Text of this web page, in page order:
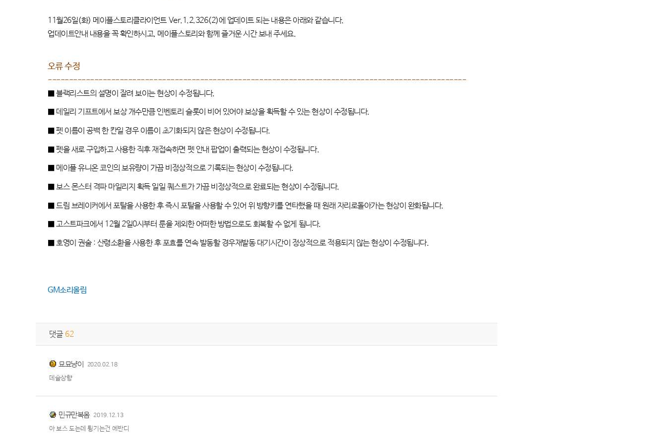
11월26일(화) 메이플스토리클라이언트 Ver.1.2.326(2)에 업데이트 되는 내용은 아래와 같습니다.
업데이트안내 내용을 꼭 확인하시고, 메이플스토리와 함께 즐거운 시간 보내 주세요.
오류 수정
---------------------------------------------------------------------------------------------------
■블랙리스트의 설명이 잘려 보이는 현상이 수정됩니다.
데일리 기프트에서 보상 개수만큼 인벤토리 슬롯이 비어 있어야 보상을 획득할 수 있는 현상이 수정됩니다.
■펫 이름이 공백 한 칸일 경우 이름이 초기화되지 않은 현상이 수정됩니다.
■펫을 새로 구입하고 사용한 직후 재접속하면 펫 안내 팝업이 출력되는 현상이 수정됩니다.
메이플 유니온 코인의 보유량이 가끔 비정상적으로 기록되는 현상이 수정됩니다.
■보스 몬스터 격파 마일리지 획득 일일 퀘스트가 가끔 비정상적으로 완료되는 현상이 수정됩니다.
■드림 브레이커에서 포탈을 사용한 후 즉시 포탈을 사용할 수 있어 위 방향키를 연타했을 때 원래 자리로돌아가는 현상이 완화됩니다.
■고스트파크에서 12월 2일0시부터 룬을 제외한 어떠한 방법으로도 회복할 수 없게 됩니다.
■호영이 권술 : 산령소환을 사용한 후 포효를 연속 발동할 경우재발동 대기시간이 정상적으로 적용되지 않는 현상이 수정됩니다.
GM소리올림
댓글 62
묘묘냥이 2020.02.18
데슬상향
민규만복옴 2019.12.13
아 보스 도는데 튕기는건 에반디